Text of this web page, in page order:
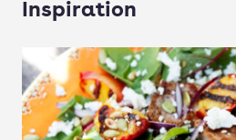
Inspiration